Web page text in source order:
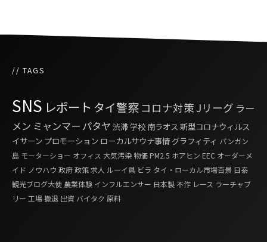
// TAGS
SNS レポート タイ警察 コロナ対策Jリーグ ラー
メン ミャンマー パタヤ 渋滞学校 南ラオス 新型コロナウィルス
イサーン プロモーション ローカルサウナ事情 グラフィティ パンガン
島 モーターショー オフィス 大気汚染 物価 PM2.5 ホアヒン EEC オーダーメ
イド ノウハウ 政府政策求人 ルーイ県 ビラ タイ・ローカル市場百景 日泰
観光ブログ大使 農業体験 インフルエンサー 日本製不作 レース ラーチャブ
リー 工場撤退 出資 バイタク 原料